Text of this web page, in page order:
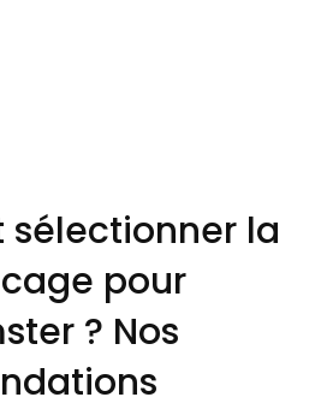
la
pour
? Nos